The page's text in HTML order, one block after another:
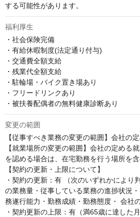
する可能性があります。
福利厚生
・社会保険完備
・有給休暇制度(法定通り付与)
・交通費全額支給
・残業代全額支給
・駐輪場・バイク置き場あり
・フリードリンクあり
・被扶養配偶者の無料健康診断あり
変更の範囲
【従事すべき業務の変更の範囲】会社の
【就業場所の変更の範囲】会社の定める
を認める場合は、在宅勤務を行う場所を含
【契約の更新・上限について】
・契約の更新：有 （次のいずれかにより
の業務量・従事している業務の進捗状況
務遂行能力・勤務成績・勤務態度・ 会社
・契約更新の上限：有（満65歳に達した月